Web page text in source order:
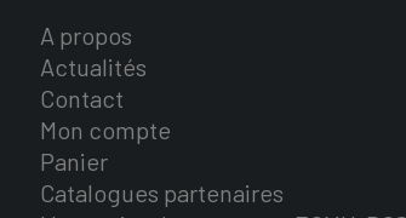
A propos
Actualités
Contact
Mon compte
Panier
Catalogues partenaires